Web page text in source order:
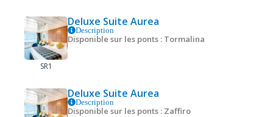
SR1
Deluxe Suite Aurea
Description
Disponible sur les ponts : Tormalina
Deluxe Suite Aurea
Description
Disponible sur les ponts : Zaffiro